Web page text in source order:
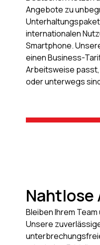
Angebote zu
internationalen
Smartphone.
einen Business-
Arbeitsweise passt,
oder unterwegs
Nahtlose
Bleiben Ihrem Team
Unsere